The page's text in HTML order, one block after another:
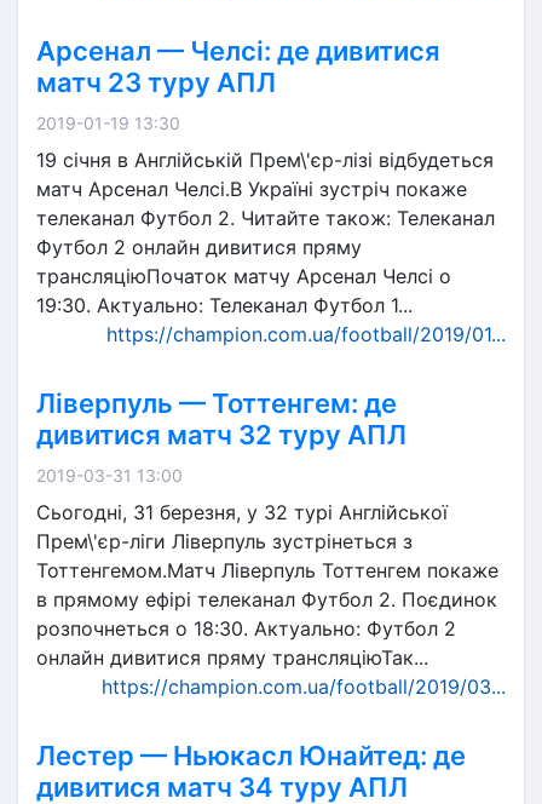
Арсенал — Челсі: де дивитися
матч 23 туру АПЛ
2019-01-19 13:30
19 січня в Англійській Прем\'єр-лізі відбудеться
матч Арсенал Челсі.В Україні зустріч покаже
телеканал Футбол 2. Читайте також: Телеканал
Футбол 2 онлайн дивитися пряму
трансляціюПочаток матчу Арсенал Челсі о
19:30. Актуально: Телеканал Футбол 1...
https://champion.com.ua/football/2019/01...
Ліверпуль — Тоттенгем: де
дивитися матч 32 туру АПЛ
2019-03-31 13:00
Сьогодні, 31 березня, у 32 турі Англійської
Прем\'єр-ліги Ліверпуль зустрінеться з
Тоттенгемом.Матч Ліверпуль Тоттенгем покаже
в прямому ефірі телеканал Футбол 2. Поєдинок
розпочнеться о 18:30. Актуально: Футбол 2
онлайн дивитися пряму трансляціюТак...
https://champion.com.ua/football/2019/03...
Лестер — Ньюкасл Юнайтед: де
дивитися матч 34 туру АПЛ